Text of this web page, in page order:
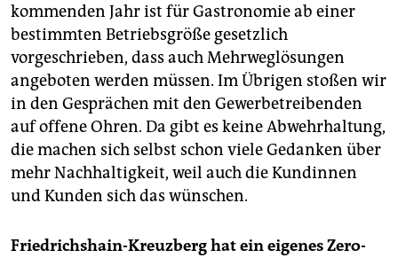
kommenden Jahr ist für Gastronomie ab einer
bestimmten Betriebsgröße gesetzlich
vorgeschrieben, dass auch Mehrweglösungen
angeboten werden müssen. Im Übrigen stoßen wir
in den Gesprächen mit den Gewerbetreibenden
auf offene Ohren. Da gibt es keine Abwehrhaltung,
die machen sich selbst schon viele Gedanken über
mehr Nachhaltigkeit, weil auch die Kundinnen
und Kunden sich das wünschen.
Friedrichshain-Kreuzberg hat ein eigenes Zero-